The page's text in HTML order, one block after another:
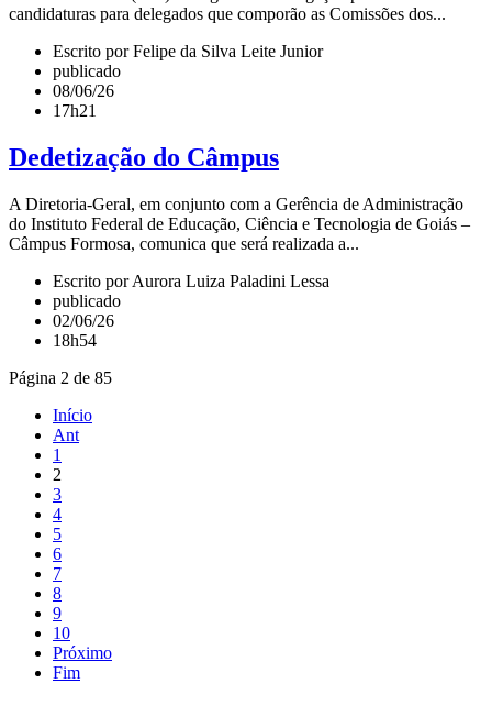
candidaturas para delegados que comporão as Comissões dos...
Escrito por Felipe da Silva Leite Junior
publicado
08/06/26
17h21
Dedetização do Câmpus
A Diretoria-Geral, em conjunto com a Gerência de Administração
do Instituto Federal de Educação, Ciência e Tecnologia de Goiás –
Câmpus Formosa, comunica que será realizada a...
Escrito por Aurora Luiza Paladini Lessa
publicado
02/06/26
18h54
Página 2 de 85
Início
Ant
1
2
3
4
5
6
7
8
9
10
Próximo
Fim